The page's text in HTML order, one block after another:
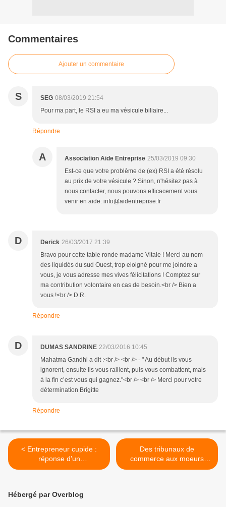
Commentaires
Ajouter un commentaire
S SEG 08/03/2019 21:54
Pour ma part, le RSI a eu ma vésicule biliaire...
Répondre
A Association Aide Entreprise 25/03/2019 09:30
Est-ce que votre problème de (ex) RSI a été résolu
au prix de votre vésicule ? Sinon, n'hésitez pas à
nous contacter, nous pouvons efficacement vous
venir en aide: info@aidentreprise.fr
D Derick 26/03/2017 21:39
Bravo pour cette table ronde madame Vitale ! Merci au nom
des liquidés du sud Ouest, trop eloigné pour me joindre a
vous, je vous adresse mes vives félicitations ! Comptez sur
ma contribution volontaire en cas de besoin.<br /> Bien a
vous !<br /> D.R.
Répondre
D DUMAS SANDRINE 22/03/2016 10:45
Mahatma Gandhi a dit :<br /> <br /> - " Au début ils vous
ignorent, ensuite ils vous raillent, puis vous combattent, mais
à la fin c’est vous qui gagnez."<br /> <br /> Merci pour votre
détermination Brigitte
Répondre
< Entrepreneur cupide :
réponse d’un
entrepreneur...
Des tribunaux de
commerce aux moeurs
coupables. Un... >
Hébergé par Overblog